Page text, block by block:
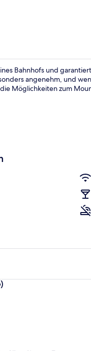
Bahnhofs und
angenehm, und
Möglichkeiten zum